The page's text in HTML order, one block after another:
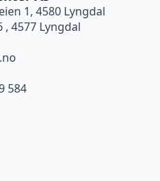
1, 4580 Lyngdal
4577 Lyngdal
584